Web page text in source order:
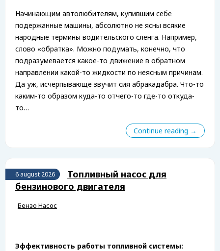
Начинающим автолюбителям, купившим себе
подержанные машины, абсолютно не ясны всякие
народные термины водительского сленга. Например,
слово «обратка». Можно подумать, конечно, что
подразумевается какое-то движение в обратном
направлении какой-то жидкости по неясным причинам.
Да уж, исчерпывающе звучит сия абракадабра. Что-то
каким-то образом куда-то отчего-то где-то откуда-
то…
Continue reading →
6 august 2026
Топливный насос для
бензинового двигателя
Бензо Насос
Эффективность работы топливной системы: